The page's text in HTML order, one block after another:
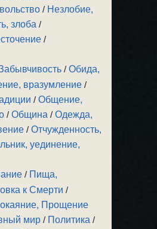
/ Незлобие,
злоба /
/
/Обида,
вразумление /
/Общение,
/Община /Одежда,
/Отчужденность,
уединение,
/ Пища,
к Смерти /
Прощение
мир / Политика /